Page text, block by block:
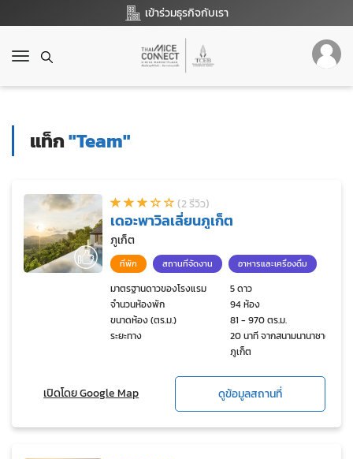
เข้าร่วมธุรกิจกับเรา
T
g
a
แท็ก"Team"
(2 รีวิว)
เดอะพาวิลเลี่ยนภูเก็ต
ภูเก็ต
ที่พัก สถานที่จัดงาน อาหารและเครื่องดื่ม
มาตรฐานดาวของโรงแรม
5 ดาว
จำนวนห้องพัก
94 ห้อง
ขนาดห้อง (ตร.ม.)
81 - 970 ตร.ม.
ระยะทาง
20 นาที จากสนามนานาชาติ
ภูเก็ต
เปิดโดย Google Map ดูข้อมูลสถานที่